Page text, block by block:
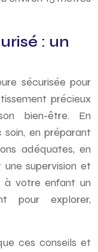
: un
sécurisée pour
précieux
bien-être. En
soin, en préparant
adéquates, en
une supervision et
à votre enfant un
pour explorer,
ces conseils et